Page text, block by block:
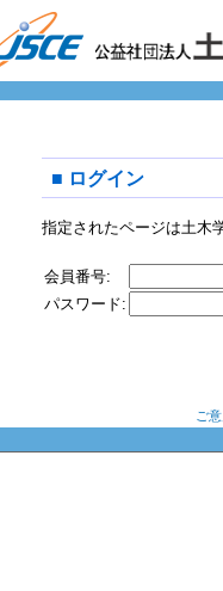
■ ログイン
指定されたページは土木
会員番号:
パスワード:
ご